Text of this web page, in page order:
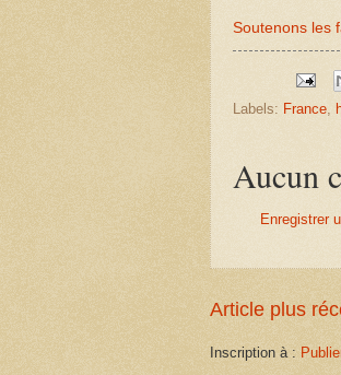
Soutenons les
Labels: France
Aucun
Enregistrer
Article plus
Inscription à :